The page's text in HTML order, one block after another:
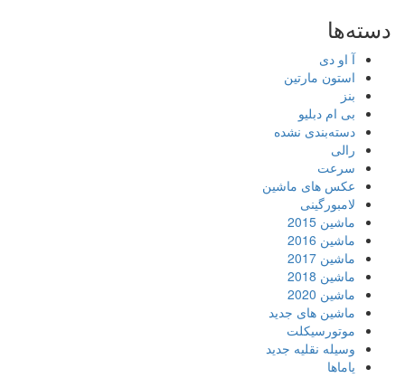
دسته‌ها
آ او دی
استون مارتین
بنز
بی ام دبلیو
دسته‌بندی نشده
رالی
سرعت
عکس های ماشین
لامبورگینی
ماشین 2015
ماشین 2016
ماشین 2017
ماشین 2018
ماشین 2020
ماشین های جدید
موتورسیکلت
وسیله نقلیه جدید
یاماها